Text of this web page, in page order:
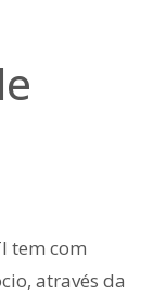
tem com
através da